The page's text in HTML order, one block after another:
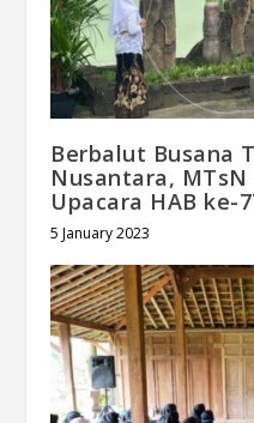
Berbalut Busana
Nusantara, MTsN
Upacara HAB ke-
5 January 2023